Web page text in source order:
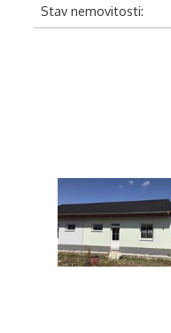
Stav nemovitosti: